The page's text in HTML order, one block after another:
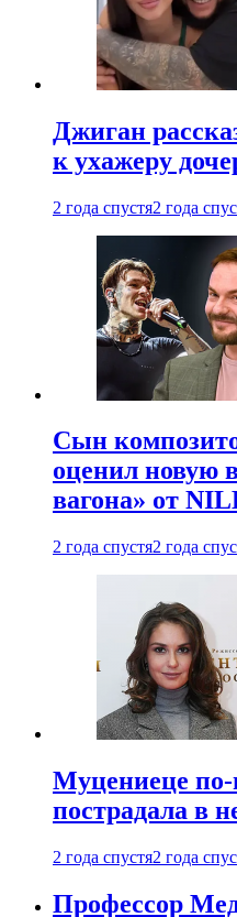
Джиган
к ухажеру
2 года спустя2 года
Сын
оценил новую
вагона» от
2 года спустя2 года
Муцениеце
пострадала в
2 года спустя2 года
Профессор